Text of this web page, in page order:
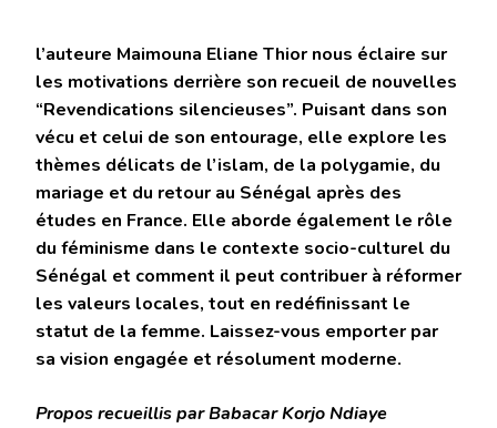
l’auteure Maimouna Eliane Thior nous éclaire sur
les motivations derrière son recueil de nouvelles
“Revendications silencieuses”. Puisant dans son
vécu et celui de son entourage, elle explore les
thèmes délicats de l’islam, de la polygamie, du
mariage et du retour au Sénégal après des
études en France. Elle aborde également le rôle
du féminisme dans le contexte socio-culturel du
Sénégal et comment il peut contribuer à réformer
les valeurs locales, tout en redéfinissant le
statut de la femme. Laissez-vous emporter par
sa vision engagée et résolument moderne.
Propos recueillis par Babacar Korjo Ndiaye